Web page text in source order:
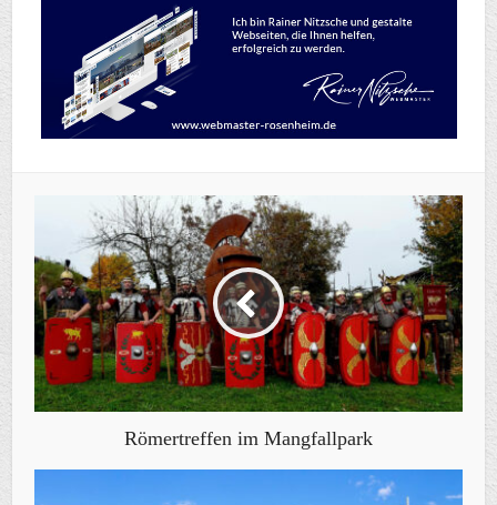
Römertreffen im Mangfallpark